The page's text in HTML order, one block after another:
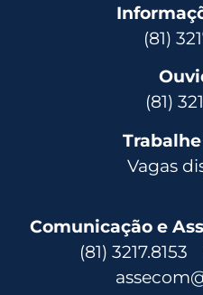
(81)
(81)
Vagas
Comunicação e
(81)